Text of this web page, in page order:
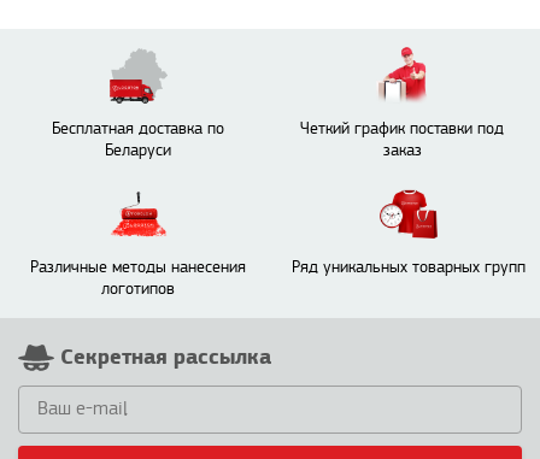
Бесплатная доставка по
Беларуси
Четкий график поставки под
заказ
Различные методы нанесения
логотипов
Ряд уникальных товарных групп
Секретная рассылка